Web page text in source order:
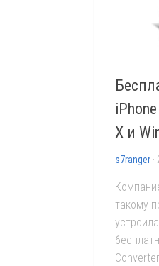
X и
s7ranger
такому